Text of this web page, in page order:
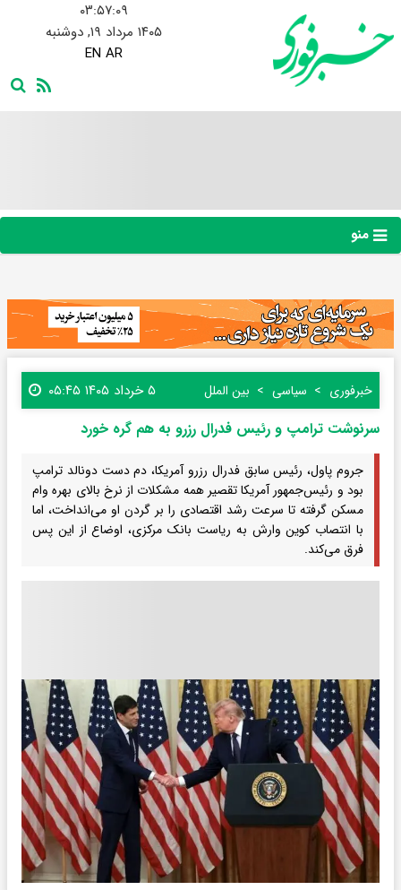
۰۳:۵۷:۱۰
۱۴۰۵ مرداد ۱۹, دوشنبه
EN AR
منو
خبرفوری سیاسی بین الملل ۵ خرداد ۱۴۰۵ ۰۵:۴۵
سرنوشت ترامپ و رئیس فدرال رزرو به هم گره خورد
جروم پاول، رئیس سابق فدرال رزرو آمریکا، دم دست دونالد ترامپ
بود و رئیس‌جمهور آمریکا تقصیر همه مشکلات از نرخ بالای بهره وام
مسکن گرفته تا سرعت رشد اقتصادی را بر گردن او می‌انداخت، اما
با انتصاب کوین وارش به ریاست بانک مرکزی، اوضاع از این پس
فرق می‌کند.